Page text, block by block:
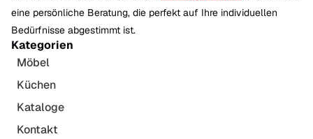
eine persönliche Beratung, die perfekt auf Ihre individuellen
Bedürfnisse abgestimmt ist.
Kategorien
Möbel
Küchen
Kataloge
Kontakt